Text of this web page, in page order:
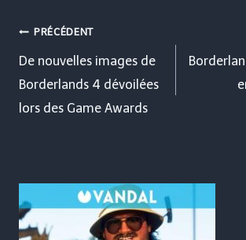
Navigation
de
l’article
PRÉCÉDENT
De nouvelles images de
Borderlands 4 dévoilées
lors des Game Awards